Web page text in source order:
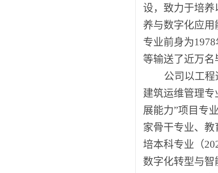
设，致力于培
养与数字化应
专业前身为
等输送了近万
公司以工
建筑运维管理
展能力”项目专
家骨干专业、
培本科专业（
数字化转型与